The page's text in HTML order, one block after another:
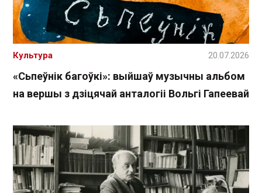
«Сьпеўнік багоўкі»: выйшаў музычны альбом
на вершы з дзіцячай анталогіі Вольгі Гапеевай
Культура 20.07.2026